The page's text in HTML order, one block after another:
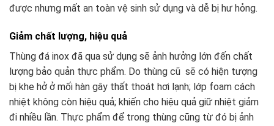
được nhưng mất an toàn vệ sinh sử dụng và dễ bị hư hỏng.
Giảm chất lượng, hiệu quả
Thùng đá inox đã qua sử dụng sẽ ảnh hưởng lớn đến chất
lượng bảo quản thực phẩm. Do thùng cũ sẽ có hiện tượng
bị khe hở ở mối hàn gây thất thoát hơi lạnh; lớp foam cách
nhiệt không còn hiệu quả; khiến cho hiệu quả giữ nhiệt giảm
đi nhiều lần. Thực phẩm để trong thùng cũng từ đó bị ảnh